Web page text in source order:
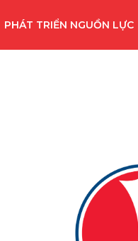
PHÁT TRIỂN NGUỒN LỰC